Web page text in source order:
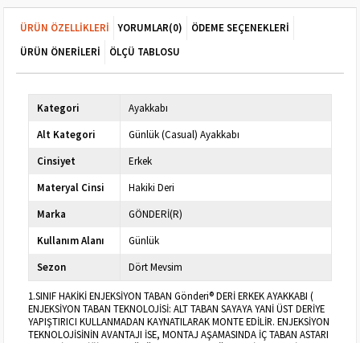
ÜRÜN ÖZELLIKLERI YORUMLAR(0)
ÖDEME SEÇENEKLERI
ÜRÜN ÖNERILERI
ÖLÇÜ TABLOSU
Kategori
Ayakkabı
Alt Kategori
Günlük (Casual) Ayakkabı
Cinsiyet
Erkek
Materyal Cinsi
Hakiki Deri
Marka
GÖNDERİ(R)
Kullanım Alanı
Günlük
Sezon
Dört Mevsim
1.SINIF HAKİKİ ENJEKSİYON TABAN Gönderi® DERİ ERKEK AYAKKABI (
ENJEKSİYON TABAN TEKNOLOJİSİ: ALT TABAN SAYAYA YANİ ÜST DERİYE
YAPIŞTIRICI KULLANMADAN KAYNATILARAK MONTE EDİLİR. ENJEKSİYON
TEKNOLOJİSİNİN AVANTAJI İSE, MONTAJ AŞAMASINDA İÇ TABAN ASTARI